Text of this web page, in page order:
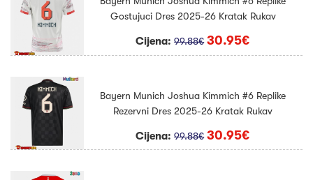
Gostujuci Dres 2025-26 Kratak Rukav
Cijena:99.88€ 30.95€
Bayern Munich Joshua Kimmich #6 Replike
Rezervni Dres 2025-26 Kratak Rukav
Cijena:99.88€ 30.95€